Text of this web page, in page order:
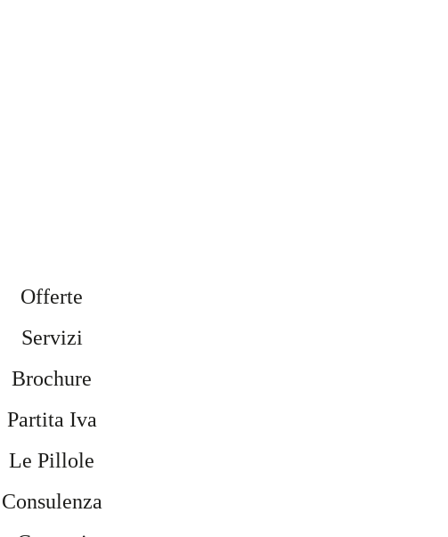
Offerte
Servizi
Brochure
Partita Iva
Le Pillole
Consulenza